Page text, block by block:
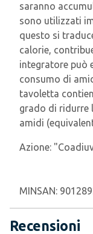
saranno
sono utilizzati
questo si
calorie,
integratore può
consumo di
tavoletta
grado di ridurre
amidi
Azione:
MINSAN:
Recensioni